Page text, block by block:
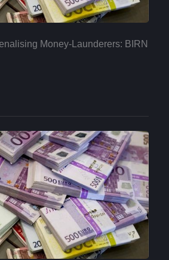
Money-Launderers: BIRN